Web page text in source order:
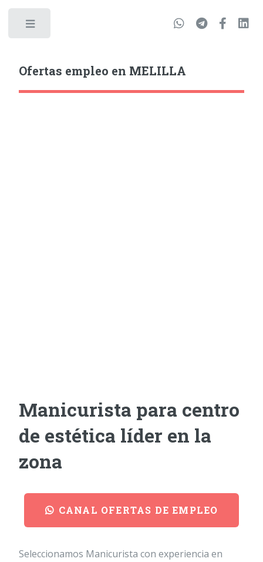
Ofertas empleo en MELILLA
Manicurista para centro
de estética líder en la
zona
CANAL OFERTAS DE EMPLEO
Seleccionamos Manicurista con experiencia en